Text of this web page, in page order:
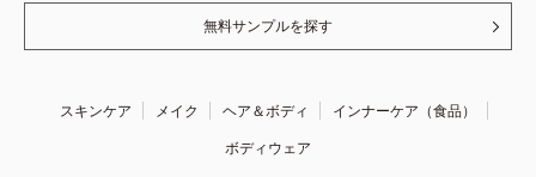
無料サンプルを探す
スキンケア メイク ヘア＆ボディ
インナーケア（食品）
ボディウェア